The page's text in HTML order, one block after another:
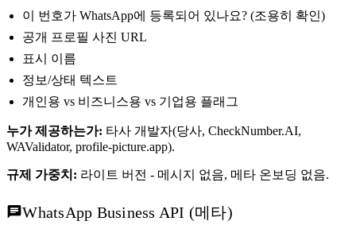
이 번호가 WhatsApp에 등록되어 있나요? (조용히 확인)
공개 프로필 사진 URL
표시 이름
정보/상태 텍스트
개인용 vs 비즈니스용 vs 기업용 플래그
누가 제공하는가: 타사 개발자(당사, CheckNumber.AI,
WAValidator, profile-picture.app).
규제 가중치: 라이트 버전 - 메시지 없음, 메타 온보딩 없음.
WhatsApp Business API (메타)